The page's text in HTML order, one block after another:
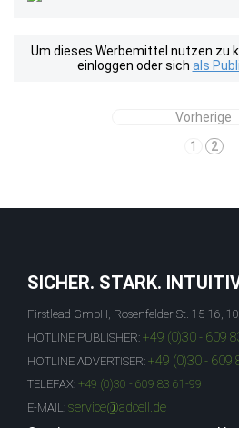
Um dieses Werbemittel nutzen zu
einloggen oder sich als
Vorherige
1
2
SICHER. STARK.
Firstlead GmbH, Rosenfelder St. 15-16,
HOTLINE PUBLISHER: +49 (0)30 - 609
HOTLINE ADVERTISER: +49 (0)30 - 609
TELEFAX: +49 (0)30 - 609 83 61-99
E-MAIL: service@adcell.de